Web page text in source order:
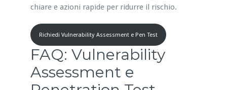
chiare e azioni rapide per ridurre il rischio.
Richiedi Vulnerability Assessment e Pen Test
FAQ: Vulnerability
Assessment e